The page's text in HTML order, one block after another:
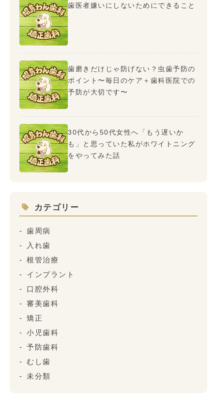
歯医者嫌いにしないためにできること
歯磨きだけじゃ防げない？虫歯予防の
ポイント〜毎日のケア＋歯科医院での
予防が大切です〜
30代から50代女性へ「もう遅いか
も」と思っていた私がホワイトニング
をやってみた話
カテゴリー
歯周病
入れ歯
根管治療
インプラント
口腔外科
審美歯科
矯正
小児歯科
予防歯科
むし歯
未分類